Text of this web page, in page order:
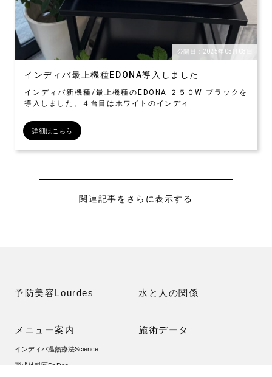
公開日：2025年05月08日
インディバ最上機種EDONA導入しました
インディバ新機種/最上機種のEDONA ２５０W ブラックを
導入しました。４台目はホワイトのインディ
詳細はこちら
関連記事をさらに表示する
予防美容Lourdes 水と人の関係
メニュー案内
インディバ温熱療法Science
形成外科医Dr.Des
施術データ